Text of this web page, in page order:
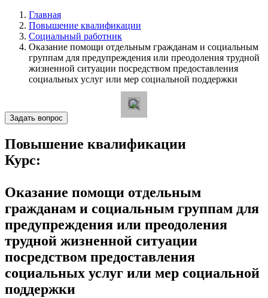
Главная
Повышение квалификации
Социальный работник
Оказание помощи отдельным гражданам и социальным
группам для предупреждения или преодоления трудной
жизненной ситуации посредством предоставления
социальных услуг или мер социальной поддержки
Задать вопрос
Повышение квалификации
Курс:
Оказание помощи отдельным
гражданам и социальным группам для
предупреждения или преодоления
трудной жизненной ситуации
посредством предоставления
социальных услуг или мер социальной
поддержки